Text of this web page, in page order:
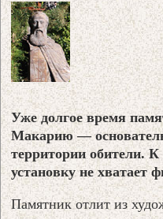
Уже долгое время
Макарию —
территории обители.
установку не хватает
Памятник отлит из